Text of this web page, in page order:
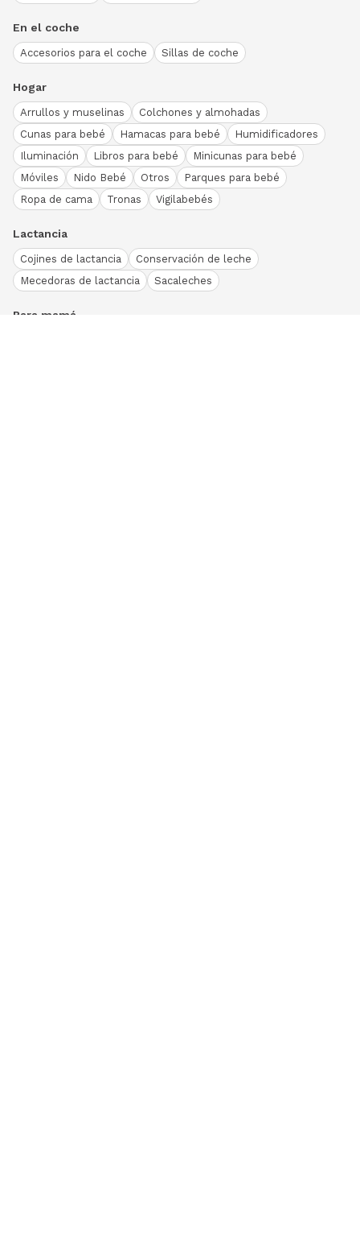
En el coche
Accesorios para el coche Sillas de coche
Hogar
Arrullos y muselinas
Colchones y almohadas
Cunas para bebé
Hamacas para bebé
Humidificadores
Iluminación
Libros para bebé
Minicunas para bebé
Móviles
Nido Bebé Otros
Parques para bebé
Ropa de cama
Tronas Vigilabebés
Lactancia
Cojines de lactancia
Conservación de leche
Mecedoras de lactancia
Sacaleches
Para mamá